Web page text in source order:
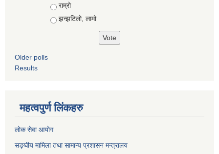
राम्रो
झन्झटिलो, लामो
Older polls
Results
महत्वपुर्ण लिंकहरु
लोक सेवा आयोग
सङ्घीय मामिला तथा सामान्य प्रशासन मन्त्रालय